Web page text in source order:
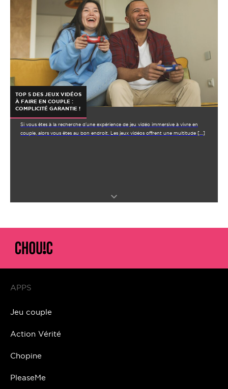
TOP 5 DES JEUX VIDÉOS
À FAIRE EN COUPLE :
COMPLICITÉ GARANTIE !
Si vous êtes à la recherche d’une expérience de jeu vidéo immersive à vivre en
couple, alors vous êtes au bon endroit. Les jeux vidéos offrent une multitude […]
APPS
Jeu couple
Action Vérité
Chopine
PleaseMe